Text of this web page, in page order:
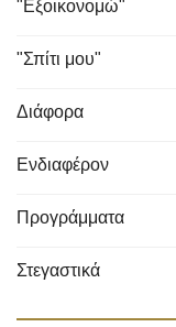
"Εξοικονομώ"
"Σπίτι μου"
Διάφορα
Ενδιαφέρον
Προγράμματα
Στεγαστικά